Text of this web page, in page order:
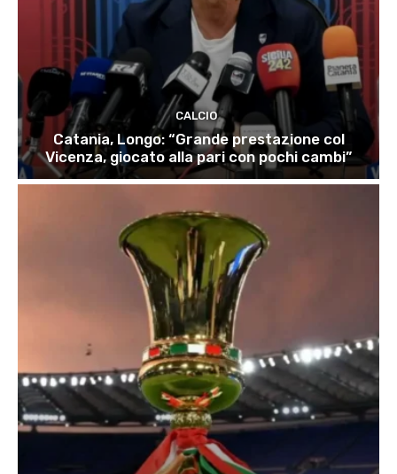
CALCIO
Catania, Longo: “Grande prestazione col
Vicenza, giocato alla pari con pochi cambi”